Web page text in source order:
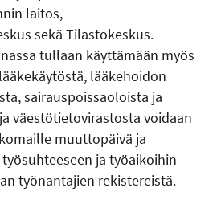
laitos,
sekä Tilastokeskus.
tullaan käyttämään myös
lääkehoidon
sairauspoissaoloista ja
väestötietovirastosta voidaan
muuttopäivä ja
ja työaikoihin
työnantajien rekistereistä.